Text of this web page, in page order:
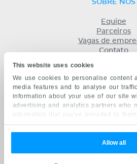
This website uses cookies
We use cookies to personalise content
media features and to analyse our
information about your use of our site
advertising and analytics partners who
information that you’ve provided to
from your use of their services.
Allow all
SOBRE NÓS
Equipe
Parceiros
Vagas de
Contato
Privacidade
KENHUB
English